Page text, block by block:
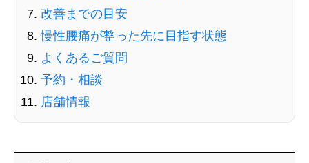
改善までの目安
慢性腰痛が整った先に目指す状態
よくあるご質問
予約・相談
店舗情報